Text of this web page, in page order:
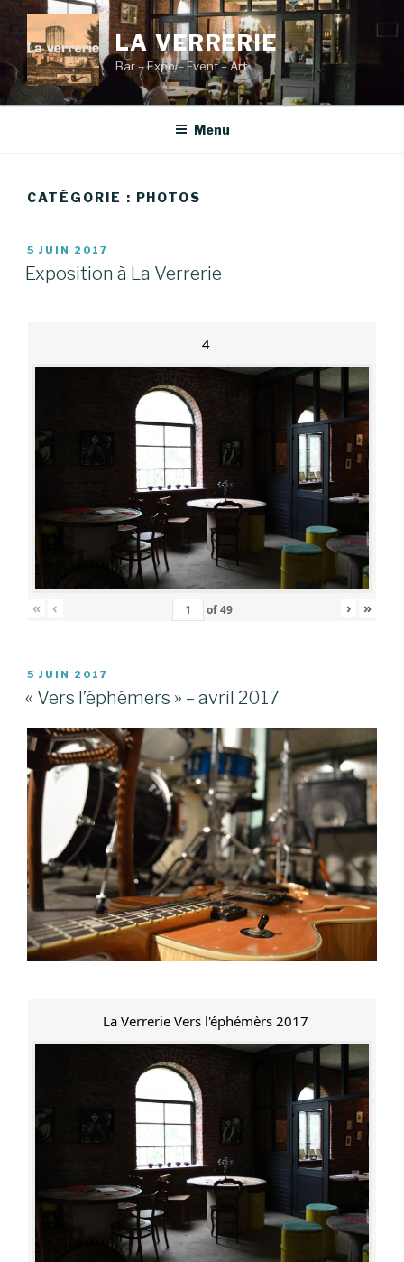
contenu
principal
LA VERRERIE
Bar – Expo – Event – Art
Menu
CATÉGORIE : PHOTOS
PUBLIÉ
LE
5 JUIN 2017
Exposition à La Verrerie
4
« ‹ of49 › »
PUBLIÉ
LE
5 JUIN 2017
« Vers l’éphémers » – avril 2017
La Verrerie Vers l'éphémèrs 2017